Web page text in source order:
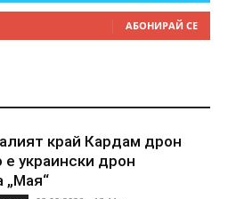
АБОНИРАЙ СЕ
край Кардам дрон
е украински дрон
„Мая“